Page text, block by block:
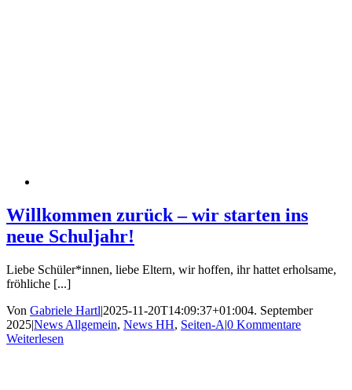
Willkommen zurück – wir starten ins
neue Schuljahr!
Liebe Schüler*innen, liebe Eltern, wir hoffen, ihr hattet erholsame,
fröhliche [...]
Von Gabriele Hartl|2025-11-20T14:09:37+01:004. September
2025|News Allgemein, News HH, Seiten-A|0 Kommentare
Weiterlesen